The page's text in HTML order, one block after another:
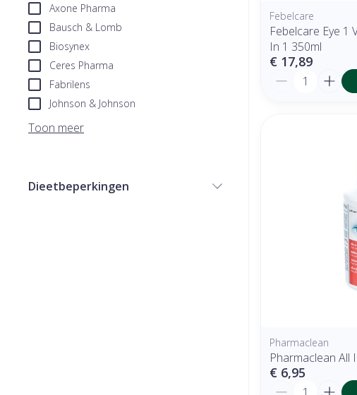
Axone Pharma
Bausch & Lomb
Biosynex
Ceres Pharma
Fabrilens
Johnson & Johnson
Toon meer
Dieetbeperkingen
Febelcare
Febelcare Eye 1
In 1 350ml
€ 17,89
Aantal
Pharmaclean
Pharmaclean All
€ 6,95
Aantal